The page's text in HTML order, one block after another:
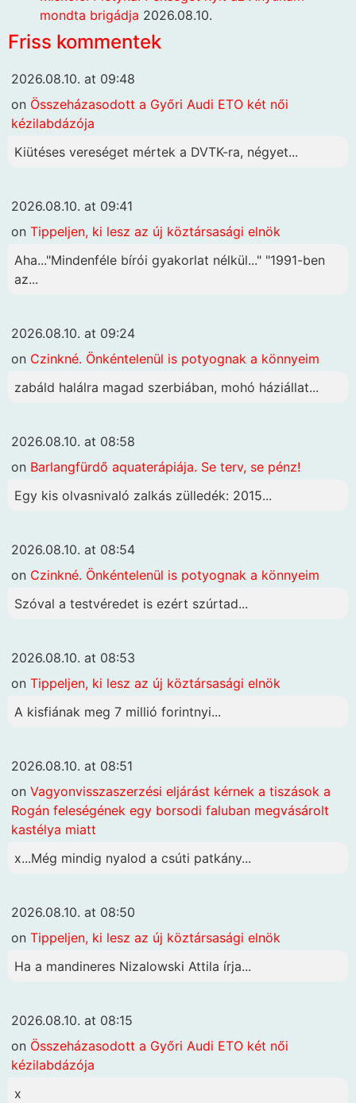
mondta brigádja 2026.08.10.
Friss kommentek
2026.08.10. at 09:48
on Összeházasodott a Győri Audi ETO két női
kézilabdázója
Kiütéses vereséget mértek a DVTK-ra, négyet...
2026.08.10. at 09:41
on Tippeljen, ki lesz az új köztársasági elnök
Aha..."Mindenféle bírói gyakorlat nélkül..." "1991-ben
az...
2026.08.10. at 09:24
on Czinkné. Önkéntelenül is potyognak a könnyeim
zabáld halálra magad szerbiában, mohó háziállat...
2026.08.10. at 08:58
on Barlangfürdő aquaterápiája. Se terv, se pénz!
Egy kis olvasnivaló zalkás zülledék: 2015...
2026.08.10. at 08:54
on Czinkné. Önkéntelenül is potyognak a könnyeim
Szóval a testvéredet is ezért szúrtad...
2026.08.10. at 08:53
on Tippeljen, ki lesz az új köztársasági elnök
A kisfiának meg 7 millió forintnyi...
2026.08.10. at 08:51
on Vagyonvisszaszerzési eljárást kérnek a tiszások a
Rogán feleségének egy borsodi faluban megvásárolt
kastélya miatt
x...Még mindig nyalod a csúti patkány...
2026.08.10. at 08:50
on Tippeljen, ki lesz az új köztársasági elnök
Ha a mandineres Nizalowski Attila írja...
2026.08.10. at 08:15
on Összeházasodott a Győri Audi ETO két női
kézilabdázója
x